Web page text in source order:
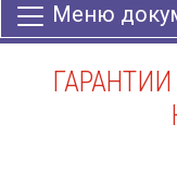
Меню